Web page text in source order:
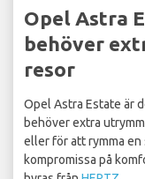
Opel Astra
behöver
resor
Opel Astra Estate är
behöver extra
eller för att rymma
kompromissa på